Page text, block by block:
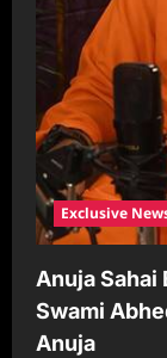
Exclusive
Anuja
Swami
Anuja